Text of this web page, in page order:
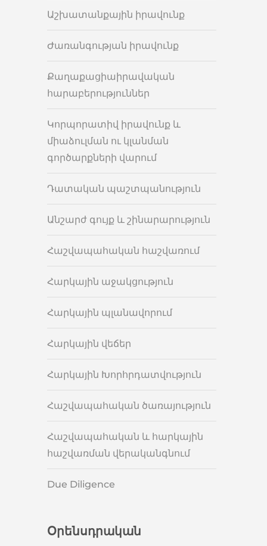
Աշխատանքային իրավունք
Ժառանգության իրավունք
Քաղաքացիաիրավական
հարաբերություններ
Կորպորատիվ իրավունք և
միաձուլման ու կլանման
գործարքների վարում
Դատական պաշտպանություն
Անշարժ գույք և շինարարություն
Հաշվապահական հաշվառում
Հարկային աջակցություն
Հարկային պլանավորում
Հարկային վեճեր
Հարկային Խորհրդատվություն
Հաշվապահական ծառայություն
Հաշվապահական և հարկային
հաշվառման վերականգնում
Due Diligence
Օրենսդրական